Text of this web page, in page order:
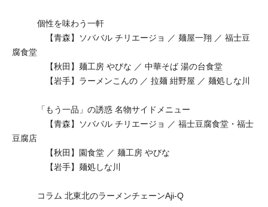
個性を味わう一軒
【青森】ソババル チリエージョ ／ 麺屋一翔 ／ 福士豆
腐食堂
【秋田】麺工房 やびな ／ 中華そば 湯の台食堂
【岩手】ラーメンこんの ／ 拉麺 紺野屋 ／ 麺処しな川
「もう一品」の誘惑 名物サイドメニュー
【青森】ソババル チリエージョ ／ 福士豆腐食堂・福士
豆腐店
【秋田】園食堂 ／ 麺工房 やびな
【岩手】麺処しな川
コラム 北東北のラーメンチェーンAji-Q